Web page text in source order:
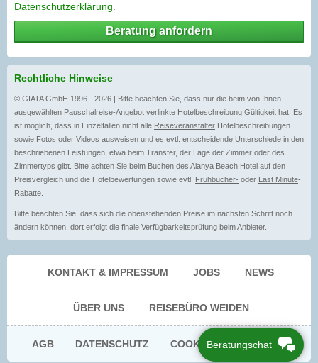
Datenschutzerklärung
Beratung anfordern
Rechtliche Hinweise
© GIATA GmbH 1996 - 2026 | Bitte beachten Sie, dass nur die beim von Ihnen
ausgewählten Pauschalreise-Angebot verlinkte Hotelbeschreibung Gültigkeit hat! Es
ist möglich, dass in Einzelfällen nicht alle Reiseveranstalter Hotelbeschreibungen
sowie Fotos oder Videos ausweisen und es evtl. entscheidende Unterschiede in den
beschriebenen Leistungen, etwa beim Transfer, der Lage der Zimmer oder des
Zimmertyps gibt. Bitte achten Sie beim Buchen des Alanya Beach Hotel auf den
Preisvergleich und die Hotelbewertungen sowie evtl. Frühbucher- oder Last Minute-
Rabatte.
Bitte beachten Sie, dass sich die obenstehenden Preise im nächsten Schritt noch
ändern können, dort erfolgt die finale Verfügbarkeitsprüfung beim Anbieter.
KONTAKT & IMPRESSUM JOBS NEWS
ÜBER UNS REISEBÜRO WEIDEN
AGB DATENSCHUTZ COOKIE EINWILLIGUNG
Beratungschat